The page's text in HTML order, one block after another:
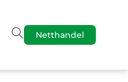
Netthandel